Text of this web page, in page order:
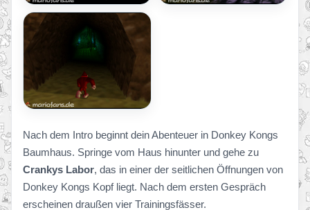
Nach dem Intro beginnt dein Abenteuer in Donkey Kongs
Baumhaus. Springe vom Haus hinunter und gehe zu
Crankys Labor, das in einer der seitlichen Öffnungen von
Donkey Kongs Kopf liegt. Nach dem ersten Gespräch
erscheinen draußen vier Trainingsfässer.